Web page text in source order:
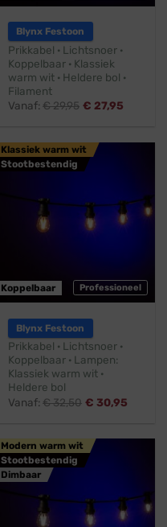
Blynx Festoon
Prikkabel · Lichtsnoer ·
Koppelbaar · Klassiek
warm wit · Heldere bol ·
Filament
Vanaf:€29,95 € 27,95
Professioneel
Klassiek warm wit
Stootbestendig
Koppelbaar
Blynx Festoon
Prikkabel · Lichtsnoer ·
Koppelbaar · Lampen:
Klassiek warm wit ·
Heldere bol
Vanaf:€32,50 € 30,95
Modern warm wit
Stootbestendig
Dimbaar